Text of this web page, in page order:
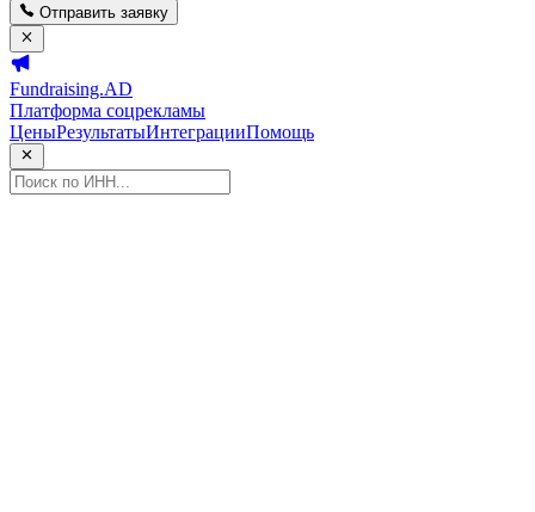
Отправить заявку
Fundraising.AD
Платформа соцрекламы
ЦеныРезультатыИнтеграцииПомощь